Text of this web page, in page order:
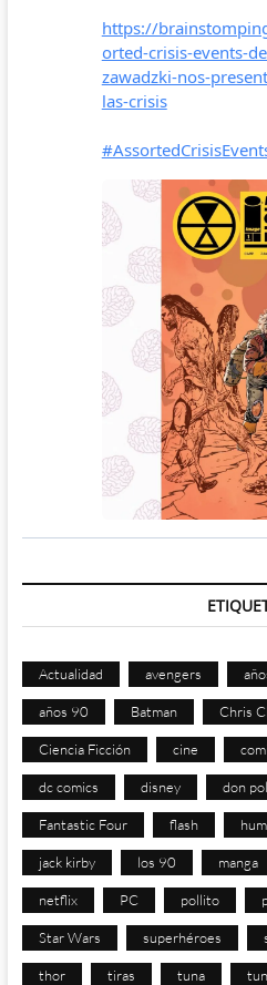
Actualidad avengers
años 90 Batman Chris
Ciencia Ficción cine
dc comics disney don
Fantastic Four flash
jack kirby los 90 manga
netflix PC pollito
Star Wars superhéroes
thor tiras tuna